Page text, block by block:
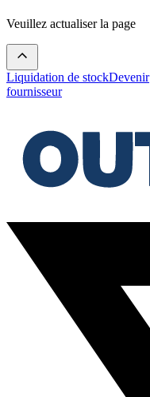
Veuillez actualiser la page
Liquidation de stockDevenir
fournisseur